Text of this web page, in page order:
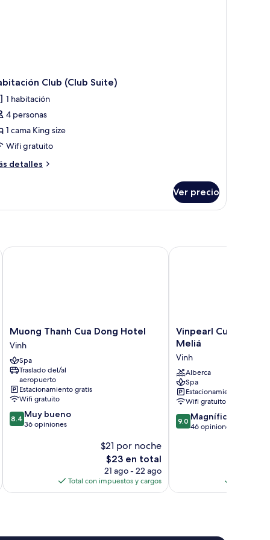
Club (Club Suite)
1 habitación
4 personas
1 cama King size
Wifi gratuito
detalles
Ver precio
Muong
Thanh
Cua
Dong
Hotel
Vinh
Muong Thanh Cua Dong Hotel
Vinh
Spa
Traslado del/al
aeropuerto
Estacionamiento gratis
Wifi gratuito
8.4
de
8.4 Muy bueno
36 opiniones
$21 por noche
El
precio
actual
es
$23 en total
21 ago - 22 ago
Total con impuestos y cargos
Muong Thanh Cua Dong Hotel
Vinpearl
Cua
Affiliated
by
Meliá
Vinh
Vinpearl Cua Hoi,
Meliá
Vinh
Alberca
Spa
Estacionamiento gratis
Wifi gratuito
9.0
de
9.0 Magnífico
46 opiniones
Vinpearl Cua Hoi,